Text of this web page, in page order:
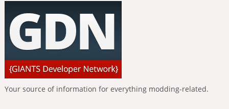
Your source of information for everything modding-related.